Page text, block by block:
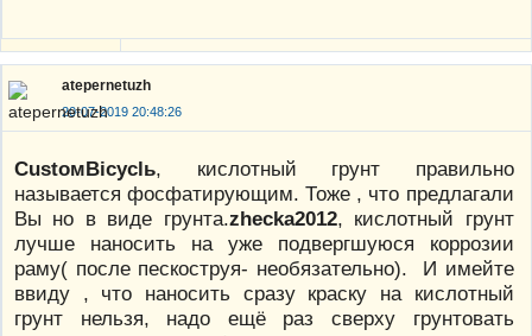
atepernetuzh
20-07-2019 20:48:26
CustoмBicyclь, кислотный грунт правильно
называется фосфатирующим. Тоже , что предлагали
Вы но в виде грунта.zhecka2012, кислотный грунт
лучше наносить на уже подвергшуюся коррозии
раму( после пескоструя- необязательно). И имейте
ввиду , что наносить сразу краску на кислотный
грунт нельзя, надо ещё раз сверху грунтовать